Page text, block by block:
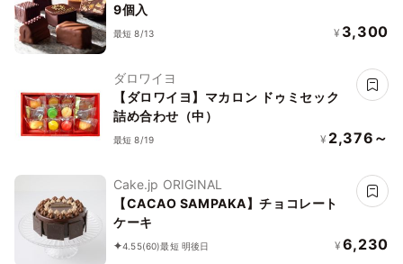
9個入
最短 8/13 ¥ 3,300
ダロワイヨ
【ダロワイヨ】マカロン ドゥミセック
詰め合わせ（中）
最短 8/19 ¥ 2,376～
Cake.jp ORIGINAL
【CACAO SAMPAKA】チョコレート
ケーキ
4.55(60)最短 明後日 ¥ 6,230